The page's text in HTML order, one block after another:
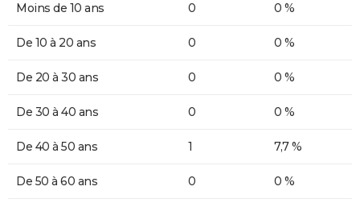
Moins de 10 ans 0 0 %
De 10 à 20 ans 0 0 %
De 20 à 30 ans 0 0 %
De 30 à 40 ans 0 0 %
De 40 à 50 ans 1 7,7 %
De 50 à 60 ans 0 0 %